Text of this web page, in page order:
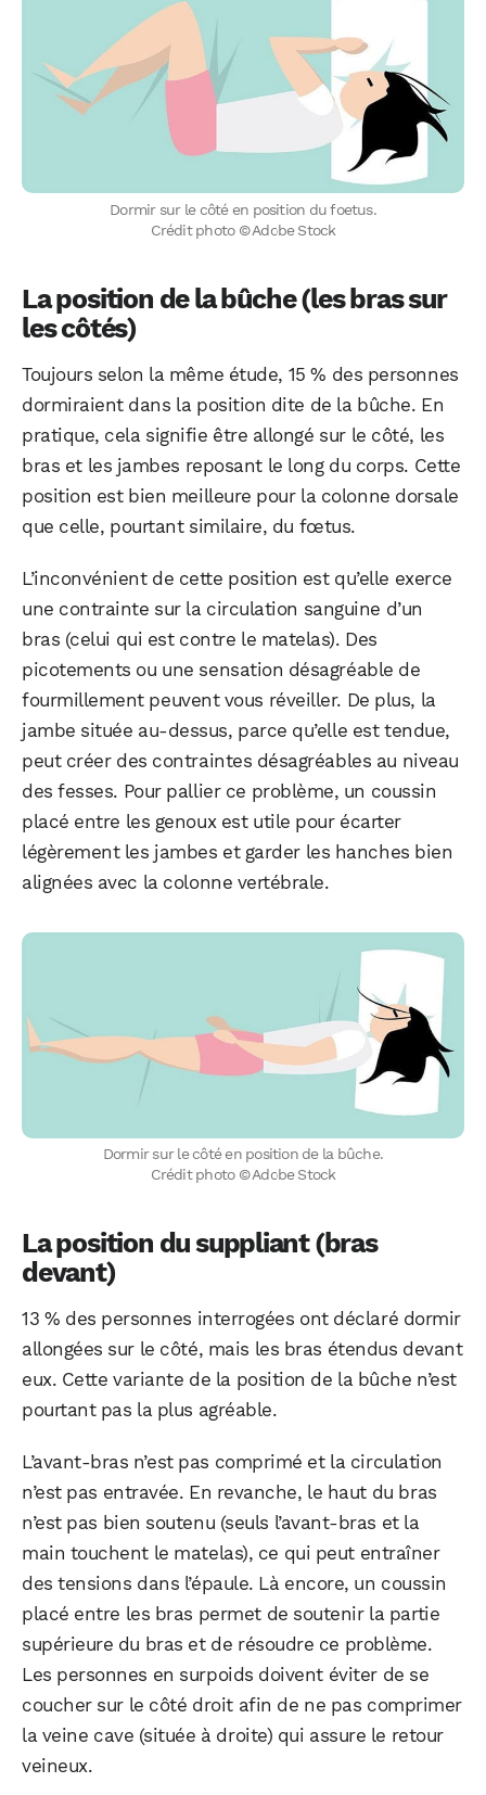
Dormir sur le côté en position du foetus.
Crédit photo © Adobe Stock
La position de la bûche (les bras sur
les côtés)
Toujours selon la même étude, 15 % des personnes
dormiraient dans la position dite de la bûche. En
pratique, cela signifie être allongé sur le côté, les
bras et les jambes reposant le long du corps. Cette
position est bien meilleure pour la colonne dorsale
que celle, pourtant similaire, du fœtus.
L’inconvénient de cette position est qu’elle exerce
une contrainte sur la circulation sanguine d’un
bras (celui qui est contre le matelas). Des
picotements ou une sensation désagréable de
fourmillement peuvent vous réveiller. De plus, la
jambe située au-dessus, parce qu’elle est tendue,
peut créer des contraintes désagréables au niveau
des fesses. Pour pallier ce problème, un coussin
placé entre les genoux est utile pour écarter
légèrement les jambes et garder les hanches bien
alignées avec la colonne vertébrale.
Dormir sur le côté en position de la bûche.
Crédit photo © Adobe Stock
La position du suppliant (bras
devant)
13 % des personnes interrogées ont déclaré dormir
allongées sur le côté, mais les bras étendus devant
eux. Cette variante de la position de la bûche n’est
pourtant pas la plus agréable.
L’avant-bras n’est pas comprimé et la circulation
n’est pas entravée. En revanche, le haut du bras
n’est pas bien soutenu (seuls l’avant-bras et la
main touchent le matelas), ce qui peut entraîner
des tensions dans l’épaule. Là encore, un coussin
placé entre les bras permet de soutenir la partie
supérieure du bras et de résoudre ce problème.
Les personnes en surpoids doivent éviter de se
coucher sur le côté droit afin de ne pas comprimer
la veine cave (située à droite) qui assure le retour
veineux.